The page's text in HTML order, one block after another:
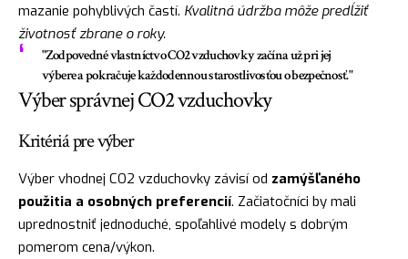
mazanie pohyblivých častí. Kvalitná údržba môže predĺžiť
životnosť zbrane o roky.
"Zodpovedné vlastníctvo CO2 vzduchovky začína už pri jej
výbere a pokračuje každodennou starostlivosťou o bezpečnosť."
Výber správnej CO2 vzduchovky
Kritériá pre výber
Výber vhodnej CO2 vzduchovky závisí od zamýšľaného
použitia a osobných preferencií. Začiatočníci by mali
uprednostniť jednoduché, spoľahlivé modely s dobrým
pomerom cena/výkon.